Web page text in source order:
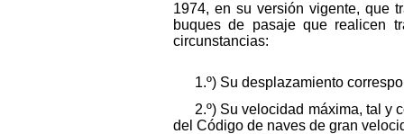
1974, en su versión vigente, que
buques de pasaje que realicen
circunstancias:
1.º) Su desplazamiento
2.º) Su velocidad máxima, tal y
del Código de naves de gran